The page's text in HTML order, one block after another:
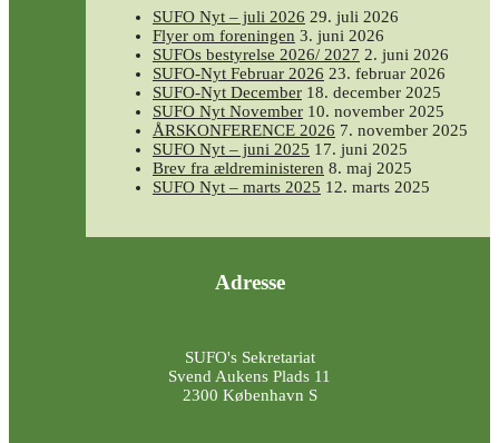
SUFO Nyt – juli 2026 29. juli 2026
Flyer om foreningen 3. juni 2026
SUFOs bestyrelse 2026/ 2027 2. juni 2026
SUFO-Nyt Februar 2026 23. februar 2026
SUFO-Nyt December 18. december 2025
SUFO Nyt November 10. november 2025
ÅRSKONFERENCE 2026 7. november 2025
SUFO Nyt – juni 2025 17. juni 2025
Brev fra ældreministeren 8. maj 2025
SUFO Nyt – marts 2025 12. marts 2025
Adresse
SUFO's Sekretariat
Svend Aukens Plads 11
2300 København S